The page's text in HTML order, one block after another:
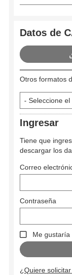
Datos de
Otros formatos
Ingresar
Tiene que
descargar los
Correo
Contraseña
Me gustaría
¿Quiere